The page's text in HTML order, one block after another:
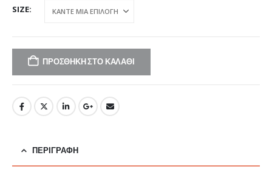
SIZE
ΠΡΟΣΘΉΚΗ ΣΤΟ ΚΑΛΆΘΙ
ΠΕΡΙΓΡΑΦΉ